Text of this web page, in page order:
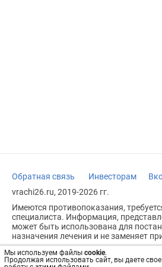
Мы используем файлы cookie.
Продолжая использовать сайт, вы даете свое
Обратная связь Инвесторам
vrachi26.ru, 2019-2026 гг.
Имеются противопоказания,
специалиста. Информация,
может быть использована для
назначения лечения и не заменяет
Возрастное ограничение: 18+